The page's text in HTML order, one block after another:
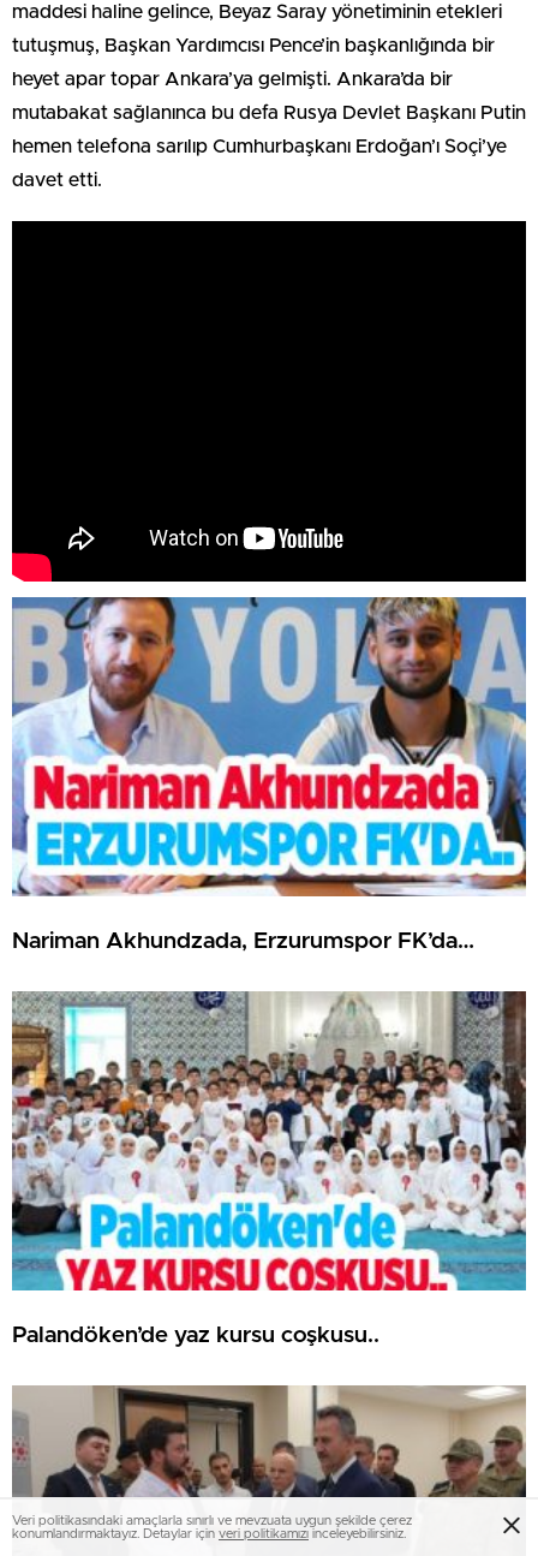
maddesi haline gelince, Beyaz Saray yönetiminin etekleri
tutuşmuş, Başkan Yardımcısı Pence’in başkanlığında bir
heyet apar topar Ankara’ya gelmişti. Ankara’da bir
mutabakat sağlanınca bu defa Rusya Devlet Başkanı Putin
hemen telefona sarılıp Cumhurbaşkanı Erdoğan’ı Soçi’ye
davet etti.
Nariman Akhundzada, Erzurumspor FK’da…
Palandöken’de yaz kursu coşkusu..
Veri politikasındaki amaçlarla sınırlı ve mevzuata uygun şekilde çerez
konumlandırmaktayız. Detaylar için veri politikamızı inceleyebilirsiniz.